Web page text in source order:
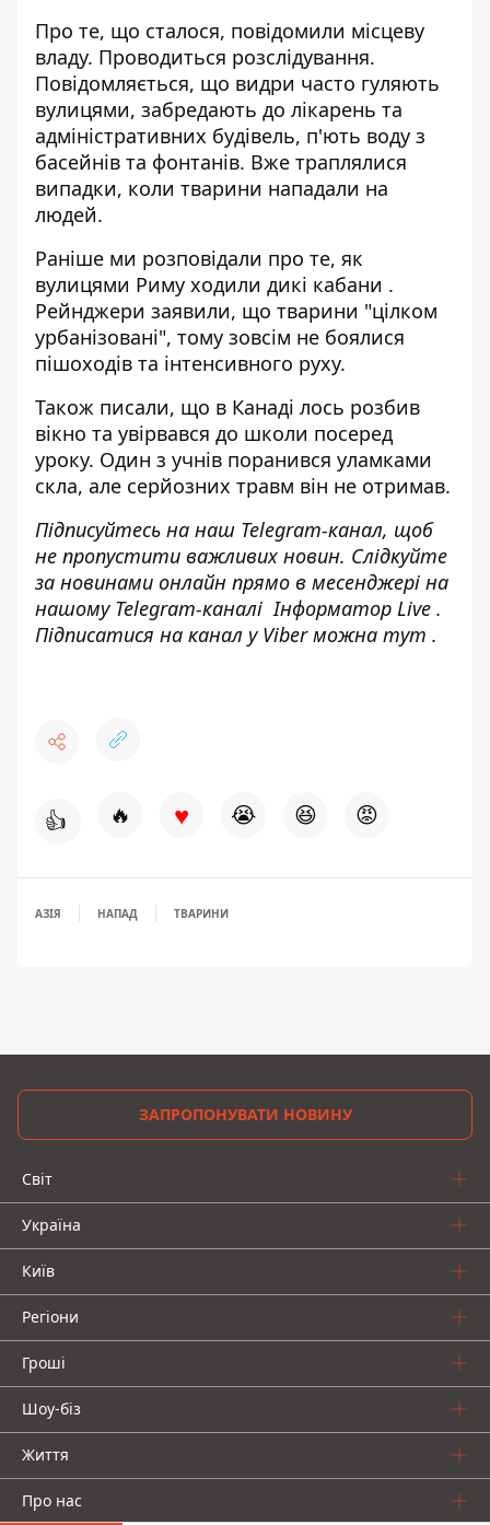
Про те, що сталося, повідомили місцеву
владу. Проводиться розслідування.
Повідомляється, що видри часто гуляють
вулицями, забредають до лікарень та
адміністративних будівель, п'ють воду з
басейнів та фонтанів. Вже траплялися
випадки, коли тварини нападали на
людей.
Раніше ми розповідали про те, як
вулицями Риму ходили дикі кабани .
Рейнджери заявили, що тварини "цілком
урбанізовані", тому зовсім не боялися
пішоходів та інтенсивного руху.
Також писали, що в Канаді лось розбив
вікно та увірвався до школи посеред
уроку. Один з учнів поранився уламками
скла, але серйозних травм він не отримав.
Підписуйтесь на наш Telegram-канал, щоб
не пропустити важливих новин. Слідкуйте
за новинами онлайн прямо в месенджері на
нашому Telegram-каналіІнформатор Live .
Підписатися на канал у Viber можна тут .
👍 🔥 ♥ 😭 😆 😡
АЗІЯ НАПАД ТВАРИНИ
ЗАПРОПОНУВАТИ НОВИНУ
Світ
Україна
Київ
Регіони
Гроші
Шоу-біз
Життя
Про нас